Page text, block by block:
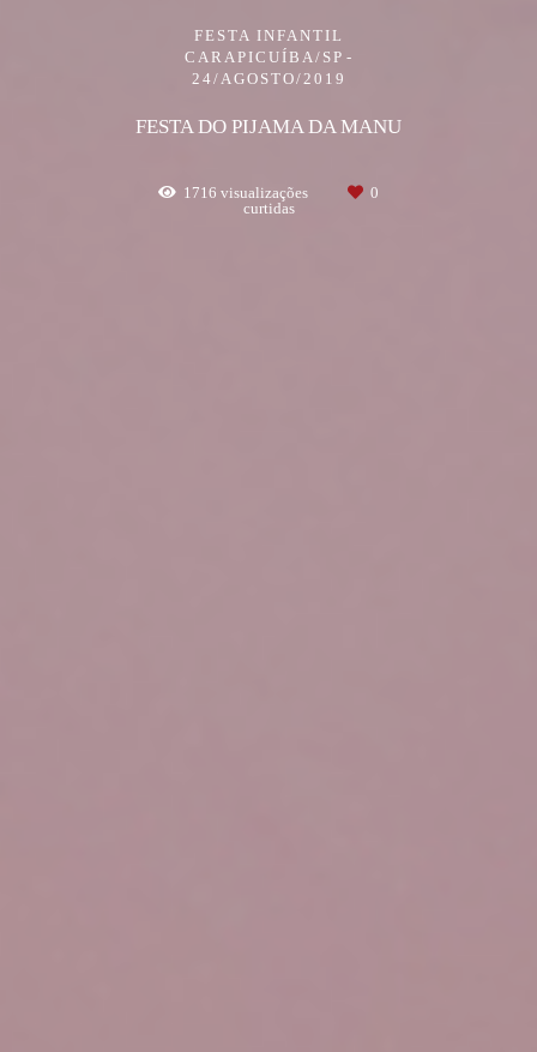
FESTA INFANTIL
CARAPICUÍBA/SP
24/AGOSTO/2019
FESTA DO PIJAMA DA MANU
1716 visualizações
0
curtidas